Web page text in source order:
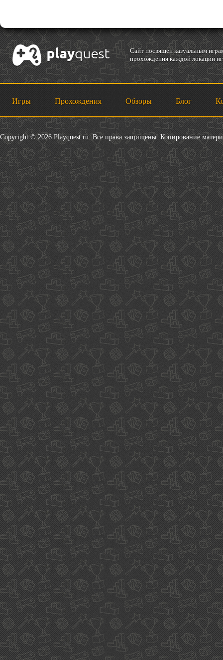
Cайт посвящен казуальным
прохождения каждой локации
Игры Прохождения Обзоры Блог
Copyright © 2026 Playquest.ru. Все права защищены. Копирование